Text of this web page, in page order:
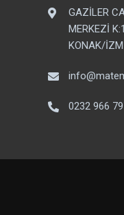
GAZİLER
MERKEZİ
KONAK/
0232 966